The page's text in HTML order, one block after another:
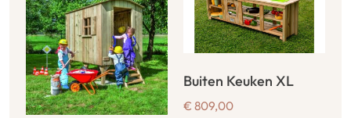
Buiten Keuken XL
€ 809,00